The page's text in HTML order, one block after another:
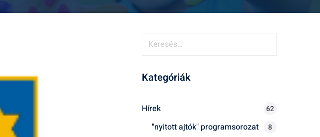
e
é
Kategóriák
Hírek 62
"nyitott ajtók" programsorozat 8